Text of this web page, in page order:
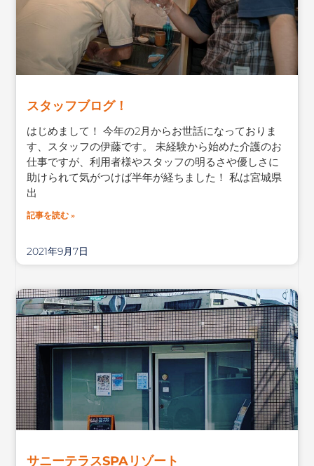
スタッフブログ！
はじめまして！ 今年の2月からお世話になっておりま
す、スタッフの伊藤です。 未経験から始めた介護のお
仕事ですが、利用者様やスタッフの明るさや優しさに
助けられて気がつけば半年が経ちました！ 私は宮城県
出
記事を読む »
2021年9月7日
サニーテラスSPAリゾート